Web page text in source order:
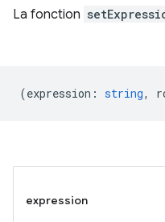
La fonction
(expression : string,
expression